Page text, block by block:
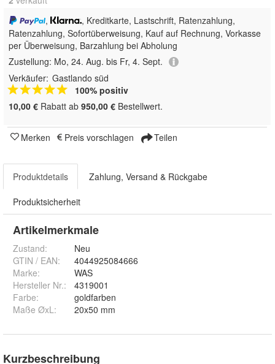
,
, Kreditkarte, Lastschrift, Ratenzahlung,
Ratenzahlung, Sofortüberweisung, Kauf auf Rechnung, Vorkasse
per Überweisung, Barzahlung bei Abholung
Zustellung: Mo, 24. Aug. bis Fr, 4. Sept.
Verkäufer: Gastlando süd
100% positiv
10,00 € Rabatt ab 950,00 € Bestellwert.
Merken Preis vorschlagen Teilen
Produktdetails Zahlung, Versand & Rückgabe
Produktsicherheit
Artikelmerkmale
Zustand:
Neu
GTIN / EAN:
4044925084666
Marke:
WAS
Hersteller Nr.:
4319001
Farbe:
goldfarben
Maße ØxL: 20x50 mm
Kurzbeschreibung